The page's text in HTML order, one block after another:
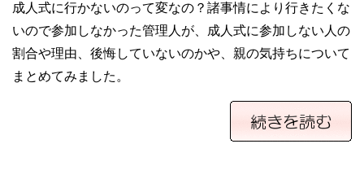
成人式に行かないのって変なの？諸事情により行きたくな
いので参加しなかった管理人が、成人式に参加しない人の
割合や理由、後悔していないのかや、親の気持ちについて
まとめてみました。